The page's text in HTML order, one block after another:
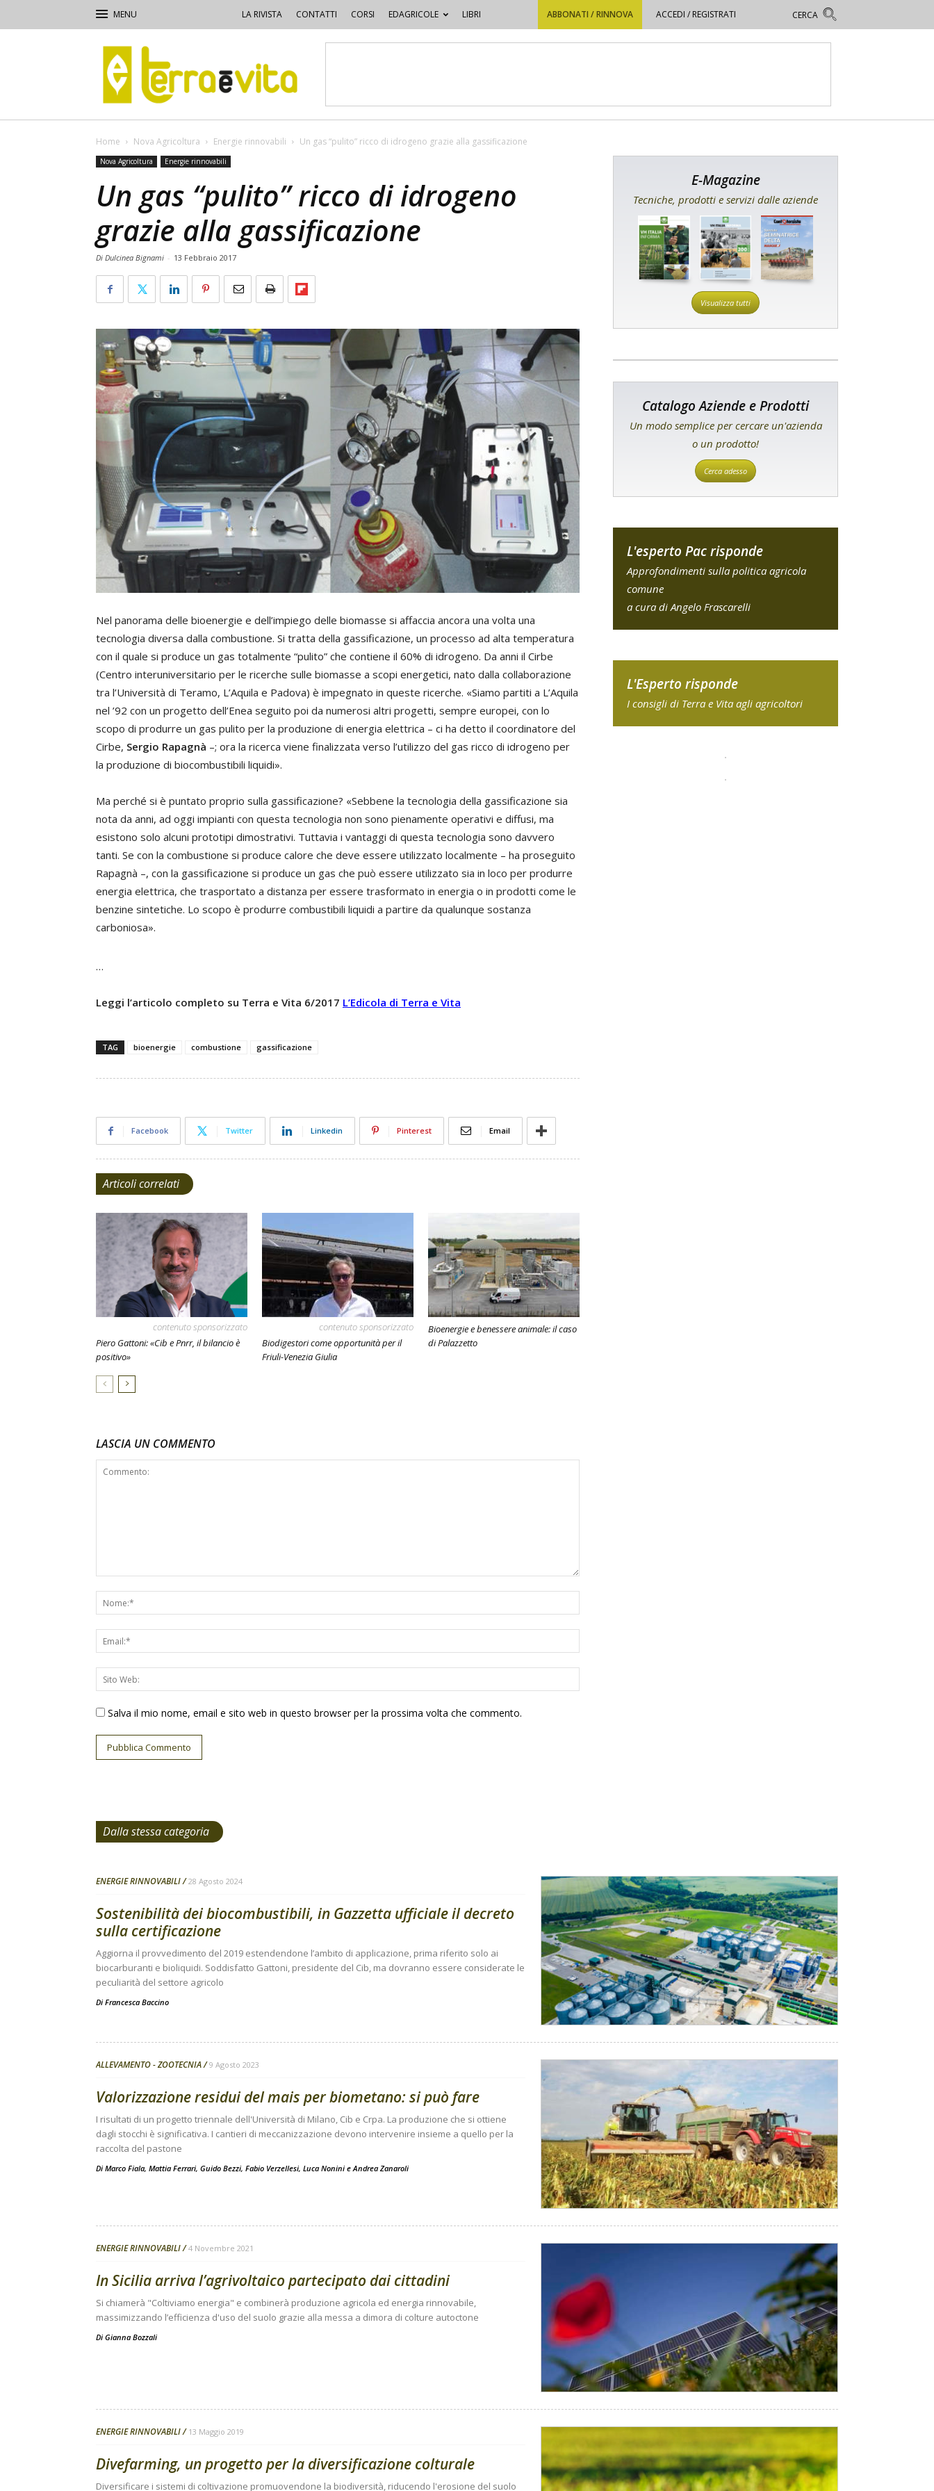
LA RIVISTA CONTATTI CORSI EDAGRICOLE LIBRI ABBONATI / RINNOVA ACCEDI / REGISTRATI
Terra
e
Vita
Home Nova Agricoltura Energie rinnovabili Un gas “pulito” ricco di idrogeno grazie alla gassificazione
Nova Agricoltura Energie rinnovabili
Un gas “pulito” ricco di idrogeno
grazie alla gassificazione
Di Dulcinea Bignami - 13 Febbraio 2017
Nel panorama delle bioenergie e dell’impiego delle biomasse si affaccia ancora una volta una
tecnologia diversa dalla combustione. Si tratta della gassificazione, un processo ad alta temperatura
con il quale si produce un gas totalmente “pulito” che contiene il 60% di idrogeno. Da anni il Cirbe
(Centro interuniversitario per le ricerche sulle biomasse a scopi energetici, nato dalla collaborazione
tra l’Università di Teramo, L’Aquila e Padova) è impegnato in queste ricerche. «Siamo partiti a L’Aquila
nel ’92 con un progetto dell’Enea seguito poi da numerosi altri progetti, sempre europei, con lo
scopo di produrre un gas pulito per la produzione di energia elettrica – ci ha detto il coordinatore del
Cirbe, Sergio Rapagnà –; ora la ricerca viene finalizzata verso l’utilizzo del gas ricco di idrogeno per
la produzione di biocombustibili liquidi».
Ma perché si è puntato proprio sulla gassificazione? «Sebbene la tecnologia della gassificazione sia
nota da anni, ad oggi impianti con questa tecnologia non sono pienamente operativi e diffusi, ma
esistono solo alcuni prototipi dimostrativi. Tuttavia i vantaggi di questa tecnologia sono davvero
tanti. Se con la combustione si produce calore che deve essere utilizzato localmente – ha proseguito
Rapagnà –, con la gassificazione si produce un gas che può essere utilizzato sia in loco per produrre
energia elettrica, che trasportato a distanza per essere trasformato in energia o in prodotti come le
benzine sintetiche. Lo scopo è produrre combustibili liquidi a partire da qualunque sostanza
carboniosa».
…
Leggi l’articolo completo su Terra e Vita 6/2017 L’Edicola di Terra e Vita
TAG bioenergie combustione gassificazione
Facebook Twitter Linkedin Pinterest Email
Articoli correlati
contenuto sponsorizzato
Piero Gattoni: «Cib e Pnrr, il bilancio è
positivo»
contenuto sponsorizzato
Biodigestori come opportunità per il
Friuli-Venezia Giulia
Bioenergie e benessere animale: il caso
di Palazzetto
LASCIA UN COMMENTO
Salva il mio nome, email e sito web in questo browser per la prossima volta che commento.
E-Magazine
Tecniche, prodotti e servizi dalle aziende
Visualizza tutti
Catalogo Aziende e Prodotti
Un modo semplice per cercare un'azienda
o un prodotto!
Cerca adesso
L'esperto Pac risponde
Approfondimenti sulla politica agricola
comune
a cura di Angelo Frascarelli
L'Esperto risponde
I consigli di Terra e Vita agli agricoltori
Dalla stessa categoria
ENERGIE RINNOVABILI 28 Agosto 2024
Sostenibilità dei biocombustibili, in Gazzetta ufficiale il decreto
sulla certificazione
Aggiorna il provvedimento del 2019 estendendone l’ambito di applicazione, prima riferito solo ai
biocarburanti e bioliquidi. Soddisfatto Gattoni, presidente del Cib, ma dovranno essere considerate le
peculiarità del settore agricolo
Di Francesca Baccino
ALLEVAMENTO - ZOOTECNIA 9 Agosto 2023
Valorizzazione residui del mais per biometano: si può fare
I risultati di un progetto triennale dell'Università di Milano, Cib e Crpa. La produzione che si ottiene
dagli stocchi è significativa. I cantieri di meccanizzazione devono intervenire insieme a quello per la
raccolta del pastone
Di Marco Fiala, Mattia Ferrari, Guido Bezzi, Fabio Verzellesi, Luca Nonini eAndrea Zanaroli
ENERGIE RINNOVABILI 4 Novembre 2021
In Sicilia arriva l’agrivoltaico partecipato dai cittadini
Si chiamerà "Coltiviamo energia" e combinerà produzione agricola ed energia rinnovabile,
massimizzando l’efficienza d'uso del suolo grazie alla messa a dimora di colture autoctone
Di Gianna Bozzali
ENERGIE RINNOVABILI 13 Maggio 2019
Divefarming, un progetto per la diversificazione colturale
Diversificare i sistemi di coltivazione promuovendone la biodiversità, riducendo l'erosione del suolo